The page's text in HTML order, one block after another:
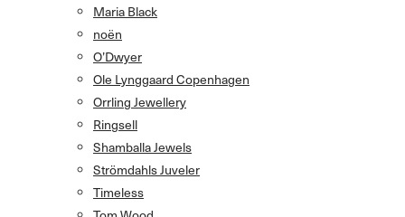
Maria Black
noën
O’Dwyer
Ole Lynggaard Copenhagen
Orrling Jewellery
Ringsell
Shamballa Jewels
Strömdahls Juveler
Timeless